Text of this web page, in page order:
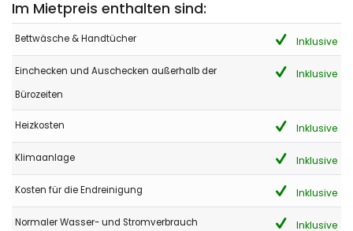
Im Mietpreis enthalten sind:
Bettwäsche & Handtücher Inklusive
Einchecken und Auschecken außerhalb der
Bürozeiten
Inklusive
Heizkosten Inklusive
Klimaanlage Inklusive
Kosten für die Endreinigung Inklusive
Normaler Wasser- und Stromverbrauch Inklusive